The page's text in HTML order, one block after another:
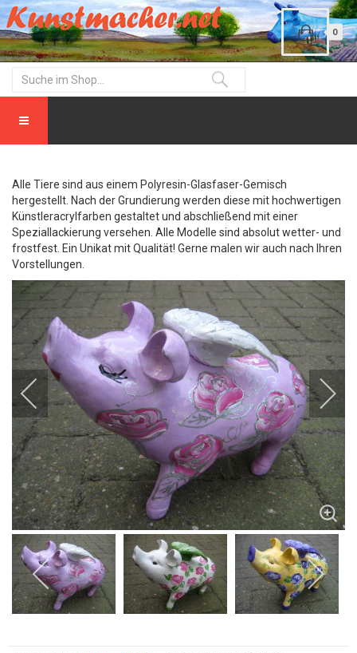
0
Alle Tiere sind aus einem Polyresin-Glasfaser-Gemisch
hergestellt. Nach der Grundierung werden diese mit hochwertigen
Künstleracrylfarben gestaltet und abschließend mit einer
Speziallackierung versehen. Alle Modelle sind absolut wetter- und
frostfest. Ein Unikat mit Qualität! Gerne malen wir auch nach Ihren
Vorstellungen.